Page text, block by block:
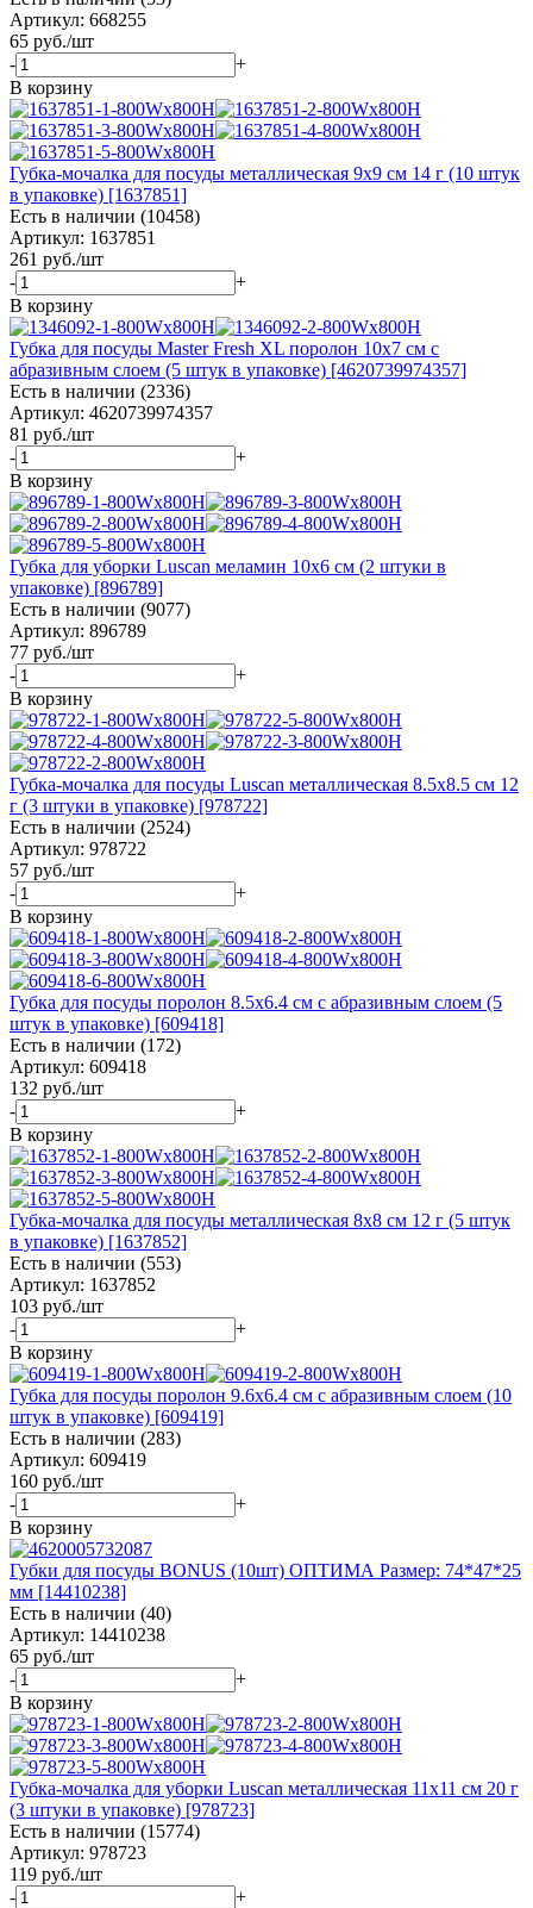
Артикул: 668255
65 руб./шт
-
+
В корзину
Губка-мочалка для посуды металлическая 9x9 см 14 г (10 штук
в упаковке) [1637851]
Есть в наличии (10458)
Артикул: 1637851
261 руб./шт
-
+
В корзину
Губка для посуды Master Fresh XL поролон 10x7 см с
абразивным слоем (5 штук в упаковке) [4620739974357]
Есть в наличии (2336)
Артикул: 4620739974357
81 руб./шт
-
+
В корзину
Губка для уборки Luscan меламин 10x6 см (2 штуки в
упаковке) [896789]
Есть в наличии (9077)
Артикул: 896789
77 руб./шт
-
+
В корзину
Губка-мочалка для посуды Luscan металлическая 8.5x8.5 см 12
г (3 штуки в упаковке) [978722]
Есть в наличии (2524)
Артикул: 978722
57 руб./шт
-
+
В корзину
Губка для посуды поролон 8.5x6.4 см с абразивным слоем (5
штук в упаковке) [609418]
Есть в наличии (172)
Артикул: 609418
132 руб./шт
-
+
В корзину
Губка-мочалка для посуды металлическая 8x8 см 12 г (5 штук
в упаковке) [1637852]
Есть в наличии (553)
Артикул: 1637852
103 руб./шт
-
+
В корзину
Губка для посуды поролон 9.6x6.4 см с абразивным слоем (10
штук в упаковке) [609419]
Есть в наличии (283)
Артикул: 609419
160 руб./шт
-
+
В корзину
Губки для посуды BONUS (10шт) ОПТИМА Размер: 74*47*25
мм [14410238]
Есть в наличии (40)
Артикул: 14410238
65 руб./шт
-
+
В корзину
Губка-мочалка для уборки Luscan металлическая 11x11 см 20 г
(3 штуки в упаковке) [978723]
Есть в наличии (15774)
Артикул: 978723
119 руб./шт
-
+